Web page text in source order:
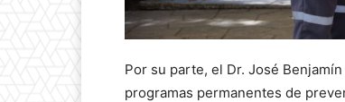
Por su parte, el Dr. José
programas permanentes de